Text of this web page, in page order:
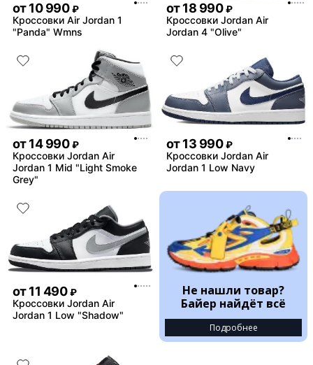
от10 990 ₽
Кроссовки Air Jordan 1
"Panda" Wmns
от18 990 ₽
Кроссовки Jordan Air
Jordan 4 "Olive"
от14 990 ₽
Кроссовки Jordan Air
Jordan 1 Mid "Light Smoke
Grey"
от13 990 ₽
Кроссовки Jordan Air
Jordan 1 Low Navy
от11 490 ₽
Кроссовки Jordan Air
Jordan 1 Low "Shadow"
Не нашли товар?
Байер найдёт всё
Подробнее